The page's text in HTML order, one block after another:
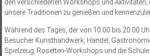
den verschiedenen Workshops und Aktivitäten,
unsere Traditionen zu genießen und
Während des Tages, der von 10:00 bis 20:00
Besucher Kunsthandwerk, Handel,
Spielzeug, Rosetten-Workshops und die